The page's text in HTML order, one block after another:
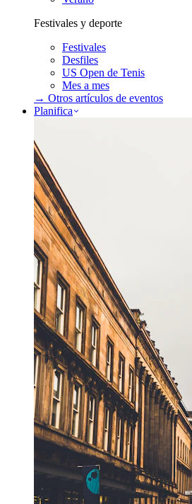
Festivales y deporte
Festivales
Desfiles
US Open de Tenis
Mes a mes
→ Otros artículos de eventos
Planifica